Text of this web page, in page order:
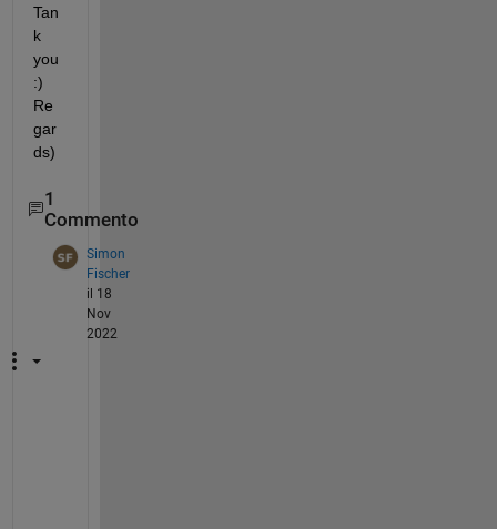
Tan
k
you
:)
Re
gar
ds)
1
Commento
Simon
Fischer
il 18
Nov
2022